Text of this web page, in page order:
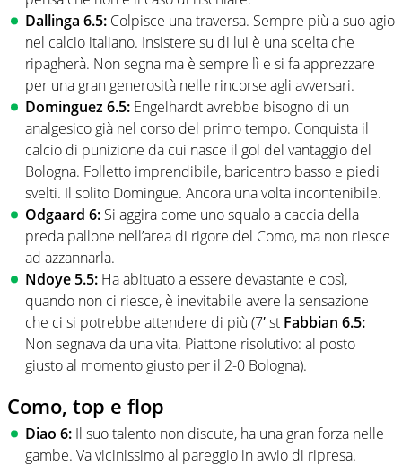
Dallinga 6.5: Colpisce una traversa. Sempre più a suo agio
nel calcio italiano. Insistere su di lui è una scelta che
ripagherà. Non segna ma è sempre lì e si fa apprezzare
per una gran generosità nelle rincorse agli avversari.
Dominguez 6.5: Engelhardt avrebbe bisogno di un
analgesico già nel corso del primo tempo. Conquista il
calcio di punizione da cui nasce il gol del vantaggio del
Bologna. Folletto imprendibile, baricentro basso e piedi
svelti. Il solito Domingue. Ancora una volta incontenibile.
Odgaard 6: Si aggira come uno squalo a caccia della
preda pallone nell’area di rigore del Como, ma non riesce
ad azzannarla.
Ndoye 5.5: Ha abituato a essere devastante e così,
quando non ci riesce, è inevitabile avere la sensazione
che ci si potrebbe attendere di più (7′ st Fabbian 6.5:
Non segnava da una vita. Piattone risolutivo: al posto
giusto al momento giusto per il 2-0 Bologna).
Como, top e flop
Diao 6: Il suo talento non discute, ha una gran forza nelle
gambe. Va vicinissimo al pareggio in avvio di ripresa.